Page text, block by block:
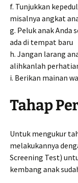
f. Tunjukkan
misalnya angkat
g. Peluk anak Anda
ada di tempat baru
h. Jangan larang
alihkanlah
i. Berikan mainan
Tahap
Untuk mengukur
melakukannya
Screening Test)
kembang anak